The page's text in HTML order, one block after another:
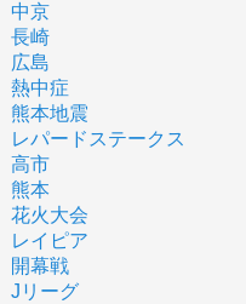
中京
長崎
広島
熱中症
熊本地震
レパードステークス
高市
熊本
花火大会
レイピア
開幕戦
Jリーグ